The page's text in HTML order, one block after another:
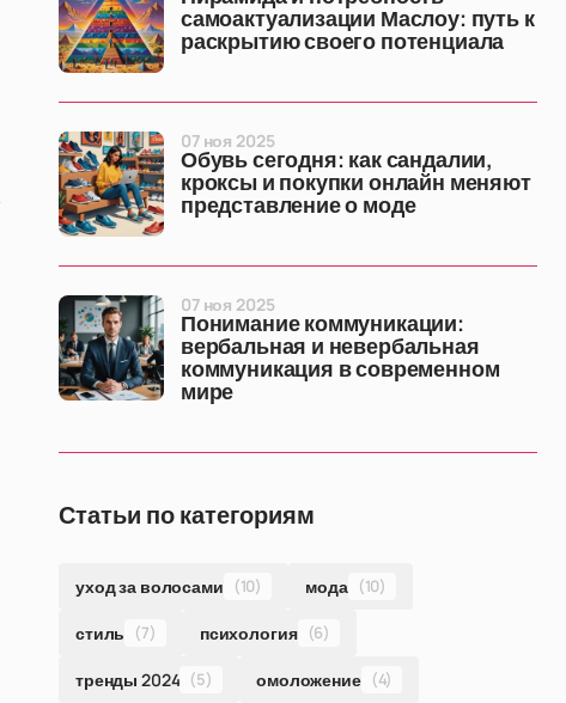
самоактуализации Маслоу: путь к
раскрытию своего потенциала
Обувь сегодня: как сандалии,
кроксы и покупки онлайн меняют
представление о моде
07 ноя 2025
Понимание коммуникации:
вербальная и невербальная
коммуникация в современном
мире
07 ноя 2025
Статьи по категориям
уход за волосами (10) мода (10)
стиль (7) психология (6)
тренды 2024 (5) омоложение (4)